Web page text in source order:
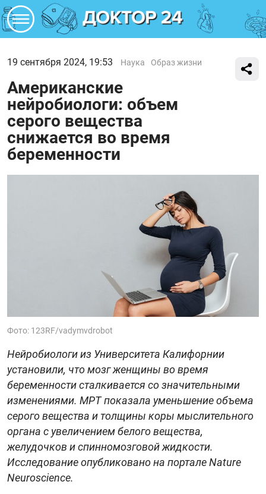
19 сентября 2024, 19:53 Наука Образ жизни
Американские
нейробиологи: объем
серого вещества
снижается во время
беременности
Фото: 123RF/vadymvdrobot
Нейробиологи из Университета Калифорнии
установили, что мозг женщины во время
беременности сталкивается со значительными
изменениями. МРТ показала уменьшение объема
серого вещества и толщины коры мыслительного
органа с увеличением белого вещества,
желудочков и спинномозговой жидкости.
Исследование опубликовано на портале Nature
Neuroscience.